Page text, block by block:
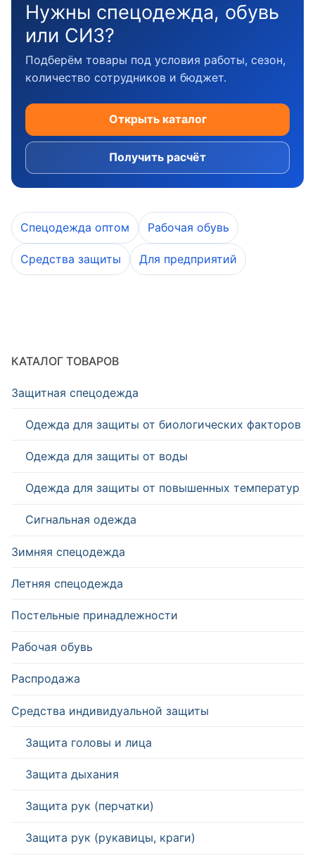
Нужны спецодежда, обувь
или СИЗ?
Подберём товары под условия работы, сезон,
количество сотрудников и бюджет.
Открыть каталог
Получить расчёт
Спецодежда оптом Рабочая обувь
Средства защиты Для предприятий
КАТАЛОГ ТОВАРОВ
Защитная спецодежда
Одежда для защиты от биологических факторов
Одежда для защиты от воды
Одежда для защиты от повышенных температур
Сигнальная одежда
Зимняя спецодежда
Летняя спецодежда
Постельные принадлежности
Рабочая обувь
Распродажа
Средства индивидуальной защиты
Защита головы и лица
Защита дыхания
Защита рук (перчатки)
Защита рук (рукавицы, краги)